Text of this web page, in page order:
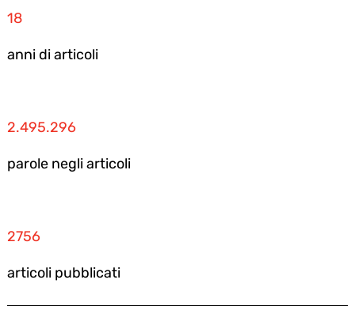
18
anni di articoli
2.495.296
parole negli articoli
2756
articoli pubblicati